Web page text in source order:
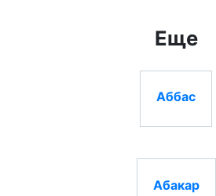
Еще
Аббас
Абакар